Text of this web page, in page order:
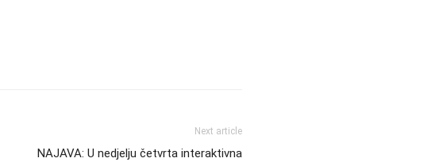
Next article
NAJAVA: U nedjelju četvrta interaktivna